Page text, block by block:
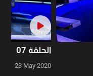
50min
الحلقة 07
23 May 2020